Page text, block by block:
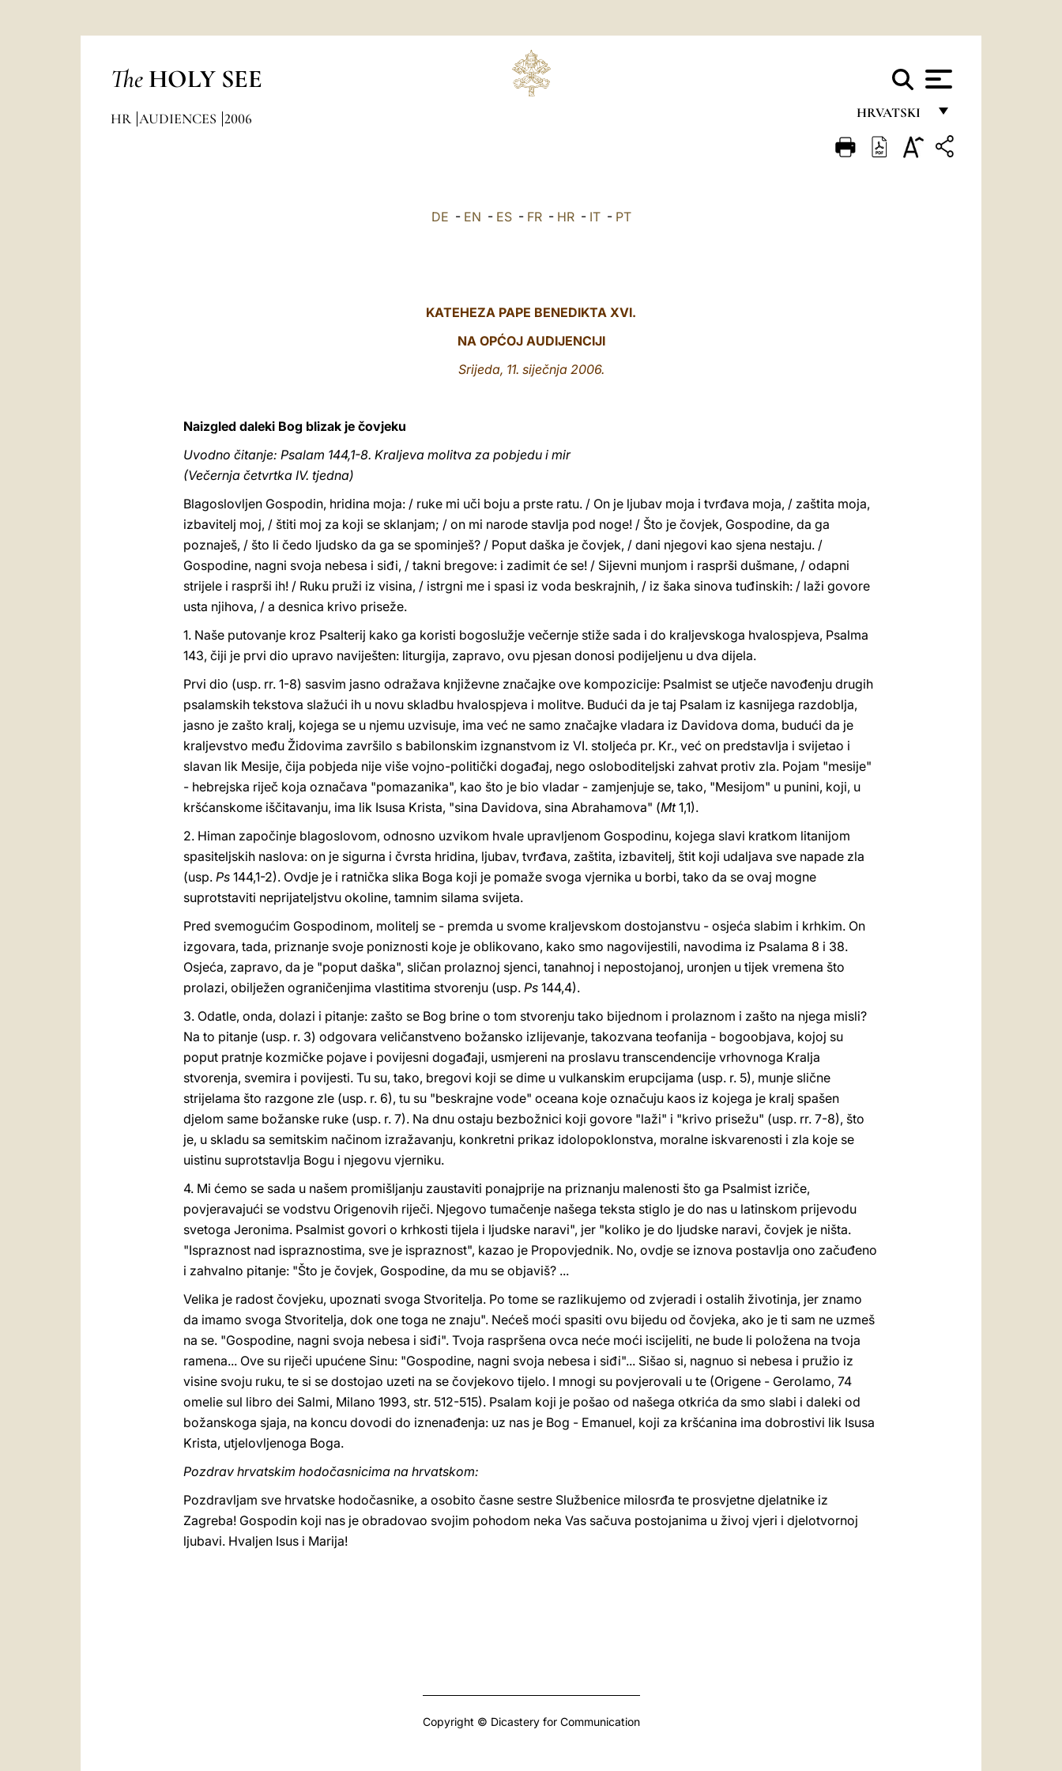
The HOLY SEE
HRVATSKI
FRANÇAIS
HR AUDIENCES 2006
DE - EN - ES- FR- HR- IT- PT
KATEHEZA PAPE BENEDIKTA XVI.
NA OPĆOJ AUDIJENCIJI
Srijeda, 11. siječnja 2006.
Naizgled daleki Bog blizak je čovjeku
Uvodno čitanje: Psalam 144,1-8. Kraljeva molitva za pobjedu i mir
(Večernja četvrtka IV. tjedna)
Blagoslovljen Gospodin, hridina moja: / ruke mi uči boju a prste ratu. / On je ljubav moja i tvrđava moja, / zaštita moja,
izbavitelj moj, / štiti moj za koji se sklanjam; / on mi narode stavlja pod noge! / Što je čovjek, Gospodine, da ga
poznaješ, / što li čedo ljudsko da ga se spominješ? / Poput daška je čovjek, / dani njegovi kao sjena nestaju. /
Gospodine, nagni svoja nebesa i siđi, / takni bregove: i zadimit će se! / Sijevni munjom i rasprši dušmane, / odapni
strijele i rasprši ih! / Ruku pruži iz visina, / istrgni me i spasi iz voda beskrajnih, / iz šaka sinova tuđinskih: / laži govore
usta njihova, / a desnica krivo priseže.
1. Naše putovanje kroz Psalterij kako ga koristi bogoslužje večernje stiže sada i do kraljevskoga hvalospjeva, Psalma
143, čiji je prvi dio upravo naviješten: liturgija, zapravo, ovu pjesan donosi podijeljenu u dva dijela.
Prvi dio (usp. rr. 1-8) sasvim jasno odražava književne značajke ove kompozicije: Psalmist se utječe navođenju drugih
psalamskih tekstova slažući ih u novu skladbu hvalospjeva i molitve. Budući da je taj Psalam iz kasnijega razdoblja,
jasno je zašto kralj, kojega se u njemu uzvisuje, ima već ne samo značajke vladara iz Davidova doma, budući da je
kraljevstvo među Židovima završilo s babilonskim izgnanstvom iz VI. stoljeća pr. Kr., već on predstavlja i svijetao i
slavan lik Mesije, čija pobjeda nije više vojno-politički događaj, nego osloboditeljski zahvat protiv zla. Pojam "mesije"
- hebrejska riječ koja označava "pomazanika", kao što je bio vladar - zamjenjuje se, tako, "Mesijom" u punini, koji, u
kršćanskome iščitavanju, ima lik Isusa Krista, "sina Davidova, sina Abrahamova" (Mt1,1).
2. Himan započinje blagoslovom, odnosno uzvikom hvale upravljenom Gospodinu, kojega slavi kratkom litanijom
spasiteljskih naslova: on je sigurna i čvrsta hridina, ljubav, tvrđava, zaštita, izbavitelj, štit koji udaljava sve napade zla
(usp. Ps 144,1-2). Ovdje je i ratnička slika Boga koji je pomaže svoga vjernika u borbi, tako da se ovaj mogne
suprotstaviti neprijateljstvu okoline, tamnim silama svijeta.
Pred svemogućim Gospodinom, molitelj se - premda u svome kraljevskom dostojanstvu - osjeća slabim i krhkim. On
izgovara, tada, priznanje svoje poniznosti koje je oblikovano, kako smo nagovijestili, navodima iz Psalama 8 i 38.
Osjeća, zapravo, da je "poput daška", sličan prolaznoj sjenci, tanahnoj i nepostojanoj, uronjen u tijek vremena što
prolazi, obilježen ograničenjima vlastitima stvorenju (usp. Ps 144,4).
3. Odatle, onda, dolazi i pitanje: zašto se Bog brine o tom stvorenju tako bijednom i prolaznom i zašto na njega misli?
Na to pitanje (usp. r. 3) odgovara veličanstveno božansko izlijevanje, takozvana teofanija - bogoobjava, kojoj su
poput pratnje kozmičke pojave i povijesni događaji, usmjereni na proslavu transcendencije vrhovnoga Kralja
stvorenja, svemira i povijesti. Tu su, tako, bregovi koji se dime u vulkanskim erupcijama (usp. r. 5), munje slične
strijelama što razgone zle (usp. r. 6), tu su "beskrajne vode" oceana koje označuju kaos iz kojega je kralj spašen
djelom same božanske ruke (usp. r. 7). Na dnu ostaju bezbožnici koji govore "laži" i "krivo prisežu" (usp. rr. 7-8), što
je, u skladu sa semitskim načinom izražavanju, konkretni prikaz idolopoklonstva, moralne iskvarenosti i zla koje se
uistinu suprotstavlja Bogu i njegovu vjerniku.
4. Mi ćemo se sada u našem promišljanju zaustaviti ponajprije na priznanju malenosti što ga Psalmist izriče,
povjeravajući se vodstvu Origenovih riječi. Njegovo tumačenje našega teksta stiglo je do nas u latinskom prijevodu
svetoga Jeronima. Psalmist govori o krhkosti tijela i ljudske naravi", jer "koliko je do ljudske naravi, čovjek je ništa.
"Ispraznost nad ispraznostima, sve je ispraznost", kazao je Propovjednik. No, ovdje se iznova postavlja ono začuđeno
i zahvalno pitanje: "Što je čovjek, Gospodine, da mu se objaviš? ...
Velika je radost čovjeku, upoznati svoga Stvoritelja. Po tome se razlikujemo od zvjeradi i ostalih životinja, jer znamo
da imamo svoga Stvoritelja, dok one toga ne znaju". Nećeš moći spasiti ovu bijedu od čovjeka, ako je ti sam ne uzmeš
na se. "Gospodine, nagni svoja nebesa i siđi". Tvoja raspršena ovca neće moći iscijeliti, ne bude li položena na tvoja
ramena... Ove su riječi upućene Sinu: "Gospodine, nagni svoja nebesa i siđi"... Sišao si, nagnuo si nebesa i pružio iz
visine svoju ruku, te si se dostojao uzeti na se čovjekovo tijelo. I mnogi su povjerovali u te (Origene - Gerolamo, 74
omelie sul libro dei Salmi, Milano 1993, str. 512-515). Psalam koji je pošao od našega otkrića da smo slabi i daleki od
božanskoga sjaja, na koncu dovodi do iznenađenja: uz nas je Bog - Emanuel, koji za kršćanina ima dobrostivi lik Isusa
Krista, utjelovljenoga Boga.
Pozdrav hrvatskim hodočasnicima na hrvatskom:
Pozdravljam sve hrvatske hodočasnike, a osobito časne sestre Službenice milosrđa te prosvjetne djelatnike iz
Zagreba! Gospodin koji nas je obradovao svojim pohodom neka Vas sačuva postojanima u živoj vjeri i djelotvornoj
ljubavi. Hvaljen Isus i Marija!
Copyright © Dicastery for Communication